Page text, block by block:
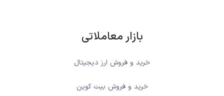
بازار معاملاتی
خرید و فروش ارز دیجیتال
خرید و فروش بیت کوین